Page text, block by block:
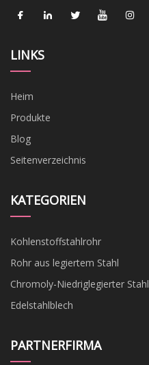
LINKS
Heim
Produkte
Blog
Seitenverzeichnis
KATEGORIEN
Kohlenstoffstahlrohr
Rohr aus legiertem Stahl
Chromoly-Niedriglegierter Stahl
Edelstahlblech
PARTNERFIRMA